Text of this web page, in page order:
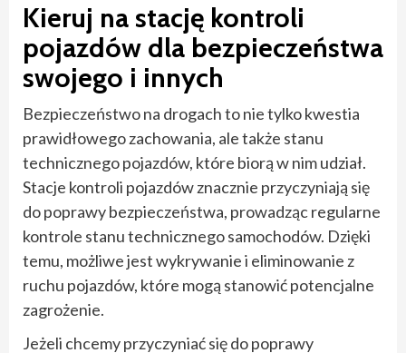
Kieruj na stację kontroli
pojazdów dla bezpieczeństwa
swojego i innych
Bezpieczeństwo na drogach to nie tylko kwestia
prawidłowego zachowania, ale także stanu
technicznego pojazdów, które biorą w nim udział.
Stacje kontroli pojazdów znacznie przyczyniają się
do poprawy bezpieczeństwa, prowadząc regularne
kontrole stanu technicznego samochodów. Dzięki
temu, możliwe jest wykrywanie i eliminowanie z
ruchu pojazdów, które mogą stanowić potencjalne
zagrożenie.
Jeżeli chcemy przyczyniać się do poprawy